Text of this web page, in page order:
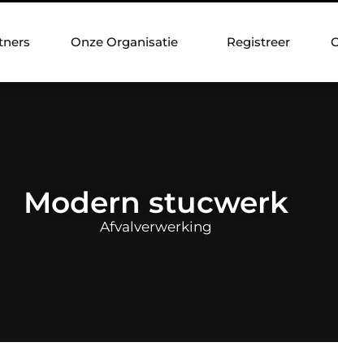
Onze Organisatie Registreer
Modern stucwerk
Afvalverwerking